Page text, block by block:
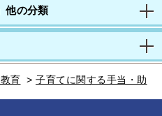
他の分類
育 > 子育てに関する手当・助